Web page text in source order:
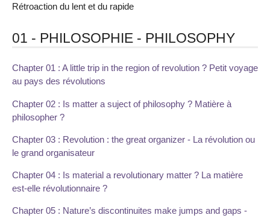
Rétroaction du lent et du rapide
01 - PHILOSOPHIE - PHILOSOPHY
Chapter 01 : A little trip in the region of revolution ? Petit voyage
au pays des révolutions
Chapter 02 : Is matter a suject of philosophy ? Matière à
philosopher ?
Chapter 03 : Revolution : the great organizer - La révolution ou
le grand organisateur
Chapter 04 : Is material a revolutionary matter ? La matière
est-elle révolutionnaire ?
Chapter 05 : Nature’s discontinuites make jumps and gaps -